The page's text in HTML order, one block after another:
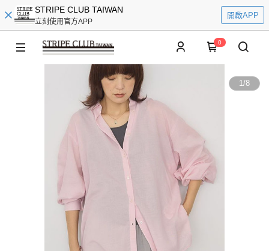
STRIPE CLUB TAIWAN
立刻使用官方APP
開啟APP
0
1/8